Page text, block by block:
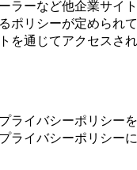
ラーなど他企業サイ
ポリシーが定められ
を通じてアクセスさ
ライバシーポリシー
ライバシーポリシー